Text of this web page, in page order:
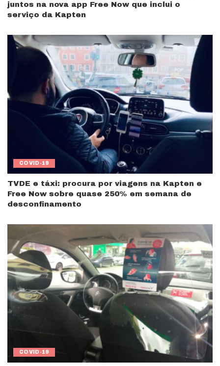
juntos na nova app Free Now que inclui o
serviço da Kapten
COVID-19
TVDE e táxi: procura por viagens na Kapten e
Free Now sobre quase 250% em semana de
desconfinamento
COVID-19